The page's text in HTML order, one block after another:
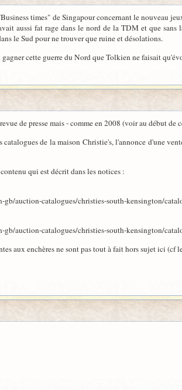
times" de Singapour concernant le nouveau
aussi fat rage dans le nord de la TDM et que
le Sud pour ne trouver que ruine et désolations.
cette guerre du Nord que Tolkien ne faisait
de presse mais - comme en 2008 (voir au début
de la maison Christie's, l'annonce d'une
qui est décrit dans les notices :
gb/auction-catalogues/christies-south-kensington/
gb/auction-catalogues/christies-south-kensington/
aux enchères ne sont pas tout à fait hors sujet ici (cf